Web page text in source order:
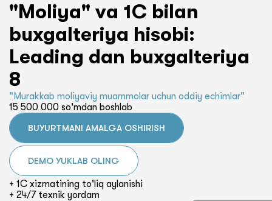
"Moliya" va 1C bilan
buxgalteriya hisobi:
Leading dan buxgalteriya
8
"Murakkab moliyaviy muammolar uchun oddiy echimlar"
15 500 000 so'mdan boshlab
BUYURTMANI AMALGA OSHIRISH
DEMO YUKLAB OLING
+ 1C xizmatining to'liq aylanishi
+ 24/7 texnik yordam